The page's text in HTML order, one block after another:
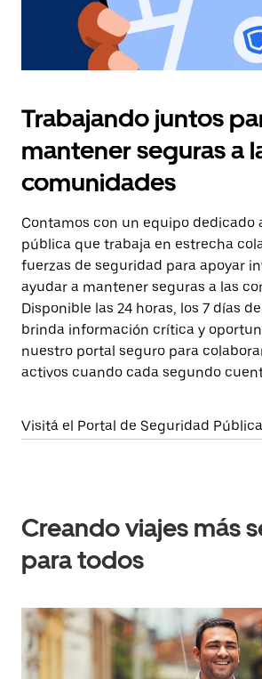
Trabajando juntos
mantener seguras a
comunidades
Contamos con un equipo dedicado
pública que trabaja en estrecha
fuerzas de seguridad para apoyar
ayudar a mantener seguras a las
Disponible las 24 horas, los 7 días
brinda información crítica y
nuestro portal seguro para
activos cuando cada segundo
Visitá el Portal de Seguridad Pública
Creando viajes más
para todos